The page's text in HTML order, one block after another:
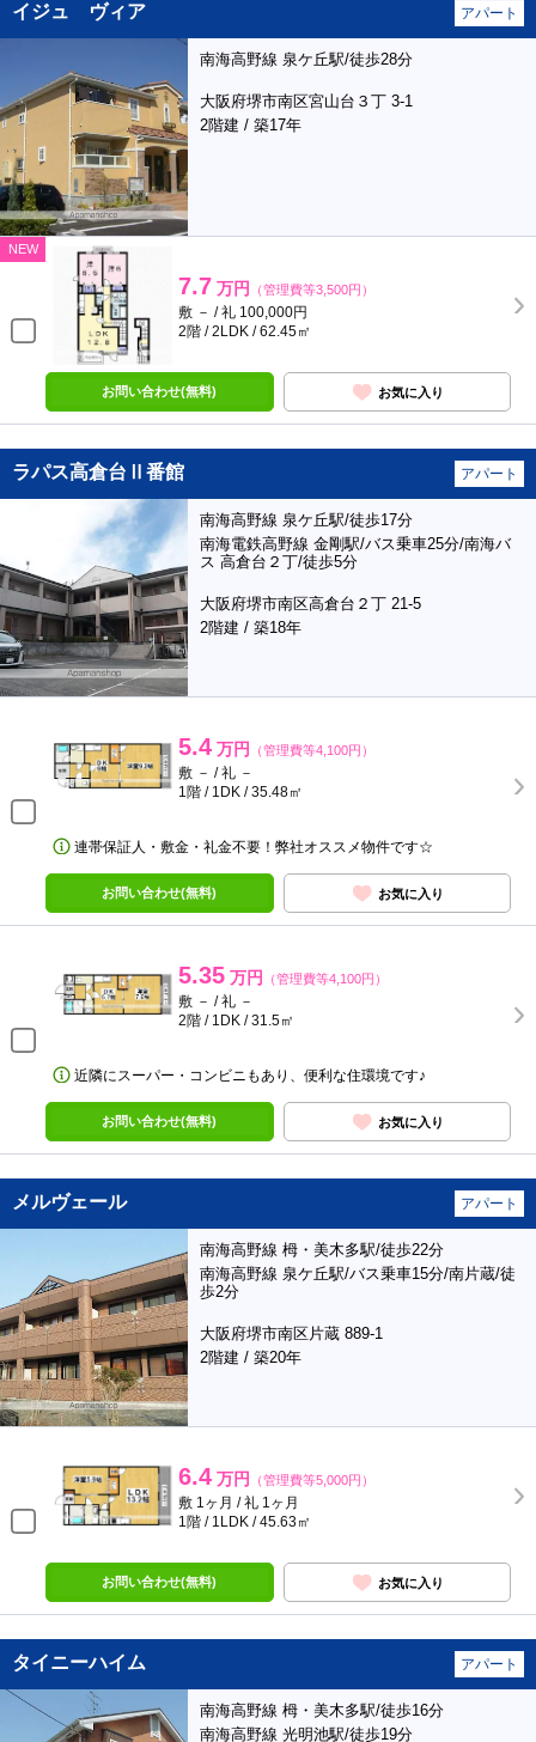
イジュ ヴィア アパート
南海高野線 泉ケ丘駅/徒歩28分
大阪府堺市南区宮山台３丁 3-1
2階建 / 築17年
NEW
7.7 万円 （管理費等3,500円）
敷 － / 礼 100,000円
2階 / 2LDK / 62.45㎡
お問い合わせ(無料) お気に入り
ラパス高倉台Ⅱ番館 アパート
南海高野線 泉ケ丘駅/徒歩17分
南海電鉄高野線 金剛駅/バス乗車25分/南海バ
ス 高倉台２丁/徒歩5分
大阪府堺市南区高倉台２丁 21-5
2階建 / 築18年
5.4 万円 （管理費等4,100円）
敷 － / 礼 －
1階 / 1DK / 35.48㎡
連帯保証人・敷金・礼金不要！弊社オススメ物件です☆
お問い合わせ(無料) お気に入り
5.35 万円 （管理費等4,100円）
敷 － / 礼 －
2階 / 1DK / 31.5㎡
近隣にスーパー・コンビニもあり、便利な住環境です♪
お問い合わせ(無料) お気に入り
メルヴェール アパート
南海高野線 栂・美木多駅/徒歩22分
南海高野線 泉ケ丘駅/バス乗車15分/南片蔵/徒
歩2分
大阪府堺市南区片蔵 889-1
2階建 / 築20年
6.4 万円 （管理費等5,000円）
敷 1ヶ月 / 礼 1ヶ月
1階 / 1LDK / 45.63㎡
お問い合わせ(無料) お気に入り
タイニーハイム アパート
南海高野線 栂・美木多駅/徒歩16分
南海高野線 光明池駅/徒歩19分